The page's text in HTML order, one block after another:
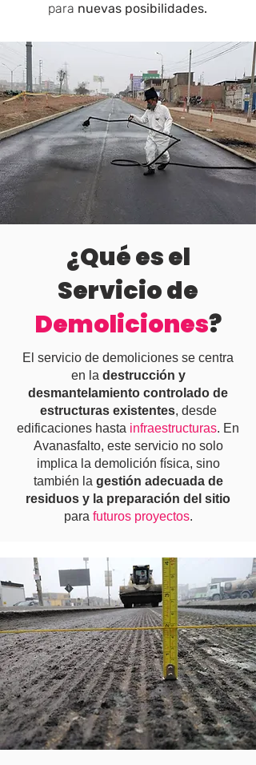
para nuevas posibilidades.
¿Qué es el
Servicio de
Demoliciones?
El servicio de demoliciones se centra
en la destrucción y
desmantelamiento controlado de
estructuras existentes, desde
edificaciones hasta infraestructuras. En
Avanasfalto, este servicio no solo
implica la demolición física, sino
también la gestión adecuada de
residuos y la preparación del sitio
para futuros proyectos.